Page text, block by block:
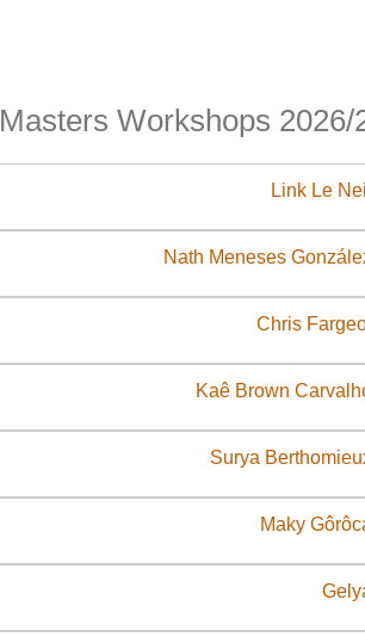
Masters Workshops
Link Le Neil
Nath Meneses
Chris
Kaê Brown
Surya
Maky